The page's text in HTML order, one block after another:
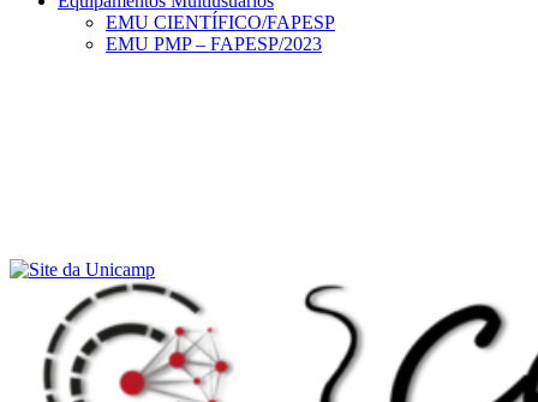
EMU CIENTÍFICO/FAPESP
EMU PMP – FAPESP/2023